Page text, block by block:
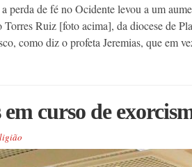
perda de fé no Ocidente levou a um
Ruiz [foto acima], da diocese de
como diz o profeta Jeremias, que em
curso de